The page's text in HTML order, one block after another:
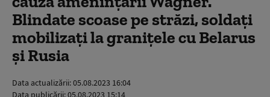
Blindate scoase pe străzi, soldați
mobilizați la granițele cu Belarus
și Rusia
Data actualizării:05.08.2023 16:04
Data publicării:05.08.2023 15:14